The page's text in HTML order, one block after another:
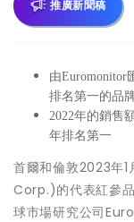
推廣新聞稿
由Euromonitor
排名第一的品
2022年的銷售
年排名第一
首爾和倫敦2023年1
Corp.)的代表紅參
球市場研究公司